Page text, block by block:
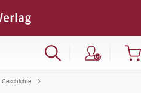
Geschichte